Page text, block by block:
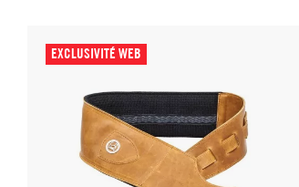
EXCLUSIVITÉ WEB